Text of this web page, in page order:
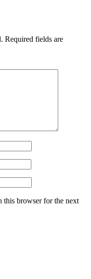
Required fields are
this browser for the next